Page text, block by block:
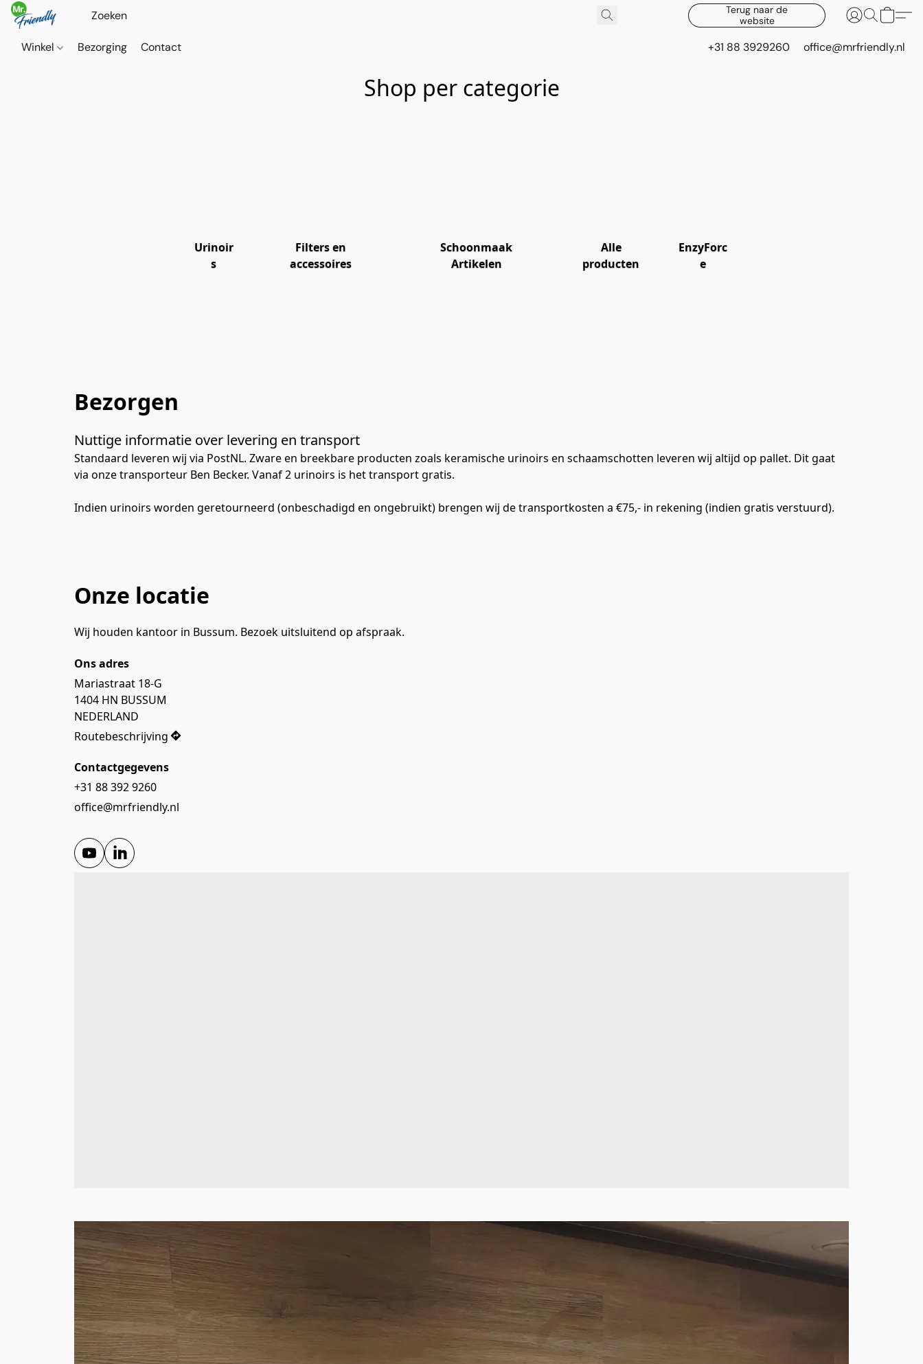
Terug naar de
website
Winkel Bezorging Contact +31 88 3929260 office@mrfriendly.nl
Shop per categorie
Urinoir
s
Filters en
accessoires
Schoonmaak
Artikelen
Alle
producten
EnzyForc
e
Bezorgen
Nuttige informatie over levering en transport
Standaard leveren wij via PostNL. Zware en breekbare producten zoals keramische urinoirs en schaamschotten leveren wij altijd op pallet. Dit gaat
via onze transporteur Ben Becker. Vanaf 2 urinoirs is het transport gratis.
Indien urinoirs worden geretourneerd (onbeschadigd en ongebruikt) brengen wij de transportkosten a €75,- in rekening (indien gratis verstuurd).
Onze locatie
Wij houden kantoor in Bussum. Bezoek uitsluitend op afspraak.
Ons adres
Mariastraat 18-G
1404 HN BUSSUM
NEDERLAND
Routebeschrijving
Contactgegevens
+31 88 392 9260
office@mrfriendly.nl